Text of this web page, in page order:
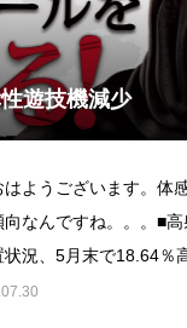
民事再生申請
遊技機減少
はようございます。体
向なんですね。。。■
況、5月末で18.64％
れる回胴式遊技機